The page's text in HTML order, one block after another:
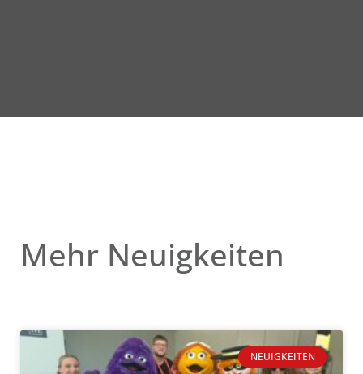
Mehr Neuigkeiten
NEUIGKEITEN